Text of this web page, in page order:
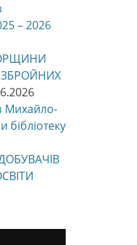
– 2026
Михайло-